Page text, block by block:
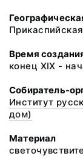
Время
конец XIX -
Собиратель-
Институт
дом)
Материал